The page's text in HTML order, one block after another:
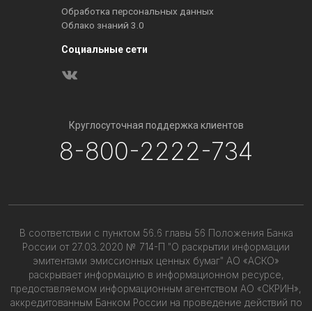
Обработка персональных данных
Облако знаний 3.0
Социальные сети
Круглосуточная поддержка клиентов
8-800-2222-734
В соответствии с пунктом 56.6 главы 56 Положения Банка
России от 27.03.2020 № 714-П "О раскрытии информации
эмитентами эмиссионных ценных бумаг" АО «АСКО»
раскрывает информацию в информационном ресурсе,
предоставляемом информационным агентством АО «СКРИН»,
аккредитованным Банком России на проведение действий по